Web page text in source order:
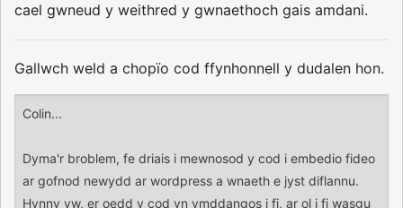
cael gwneud y weithred y gwnaethoch gais amdani.
Gallwch weld a chopïo cod ffynhonnell y dudalen hon.